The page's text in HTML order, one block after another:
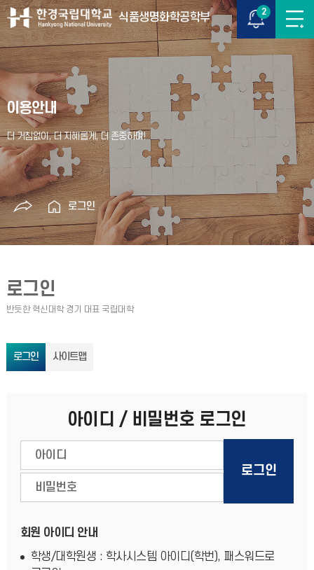
식품생명화학공학부 2
이용안내
로그인
로그인
로그인 사이트맵
아이디 / 비밀번호 로그인
회원 아이디 안내
학생/대학원생 : 학사시스템 아이디(학번), 패스워드로